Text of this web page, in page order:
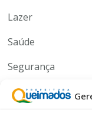
Lazer
Saúde
Segurança
Serviços